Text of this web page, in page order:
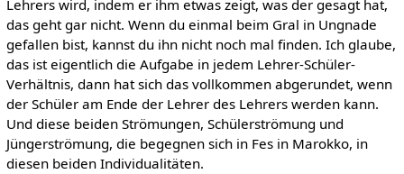
Lehrers wird, indem er ihm etwas zeigt, was der gesagt hat,
das geht gar nicht. Wenn du einmal beim Gral in Ungnade
gefallen bist, kannst du ihn nicht noch mal finden. Ich glaube,
das ist eigentlich die Aufgabe in jedem Lehrer-Schüler-
Verhältnis, dann hat sich das vollkommen abgerundet, wenn
der Schüler am Ende der Lehrer des Lehrers werden kann.
Und diese beiden Strömungen, Schülerströmung und
Jüngerströmung, die begegnen sich in Fes in Marokko, in
diesen beiden Individualitäten.